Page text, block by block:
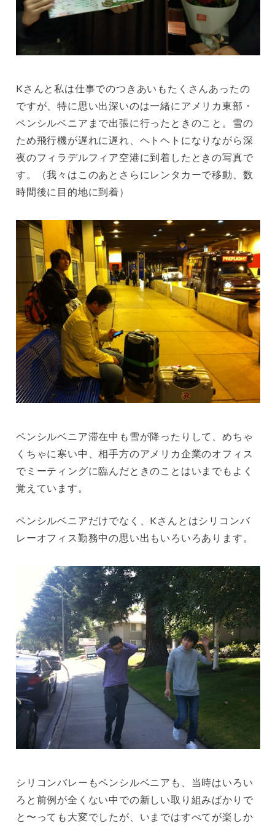
Kさんと私は仕事でのつきあいもたくさんあったの
ですが、特に思い出深いのは一緒にアメリカ東部・
ペンシルベニアまで出張に行ったときのこと。雪の
ため飛行機が遅れに遅れ、ヘトヘトになりながら深
夜のフィラデルフィア空港に到着したときの写真で
す。（我々はこのあとさらにレンタカーで移動、数
時間後に目的地に到着）
ペンシルベニア滞在中も雪が降ったりして、めちゃ
くちゃに寒い中、相手方のアメリカ企業のオフィス
でミーティングに臨んだときのことはいまでもよく
覚えています。
ペンシルベニアだけでなく、Kさんとはシリコンバ
レーオフィス勤務中の思い出もいろいろあります。
シリコンバレーもペンシルベニアも、当時はいろい
ろと前例が全くない中での新しい取り組みばかりで
と〜っても大変でしたが、いまではすべてが楽しか